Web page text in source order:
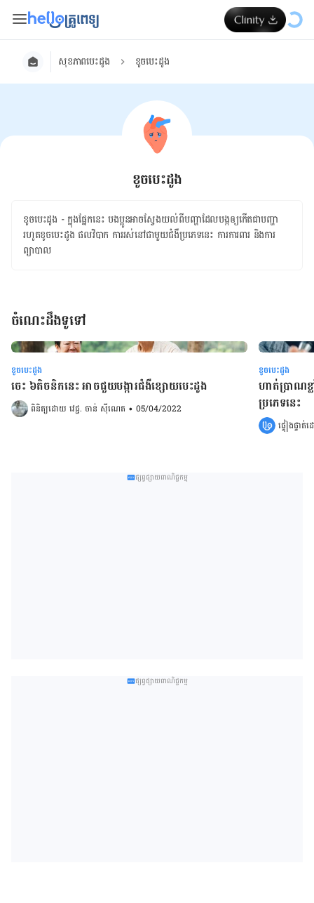
សុខភាពបេះដូង ខូចបេះដូង
ខូចបេះដូង
ខូចបេះដូង - ក្នុង​ផ្នែក​នេះ ​បងប្អូន​អាច​ស្វែងយល់​ពី​បញ្ហា​ដែល​បង្ក​ឲ្យ​កើត​ជាបញ្ហា​
រហូត​ខូច​​បេះដូង ផលវិបាក ​ការ​រស់​នៅ​ជា​មួយ​ជំងឺប្រភេទ​នេះ ការការពារ​ និង​ការ​
ព្យាបាល
ចំណេះដឹងទូទៅ
ខូចបេះដូង
ចេះ ៦តិចនិកនេះ អាចជួយបង្ការជំងឺខ្សោយបេះដូង
ពិនិត្យដោយ វេជ្ជ. ចាន់ ស៊ីណេត • 05/04/2022
ខូចបេះដូង
ហាត់ប្រាណខ្
ប្រភេទនេះ
ផ្ទៀងផ្ទា
ផ្សព្វផ្សាយពាណិជ្ជកម្ម
ផ្សព្វផ្សាយពាណិជ្ជកម្ម